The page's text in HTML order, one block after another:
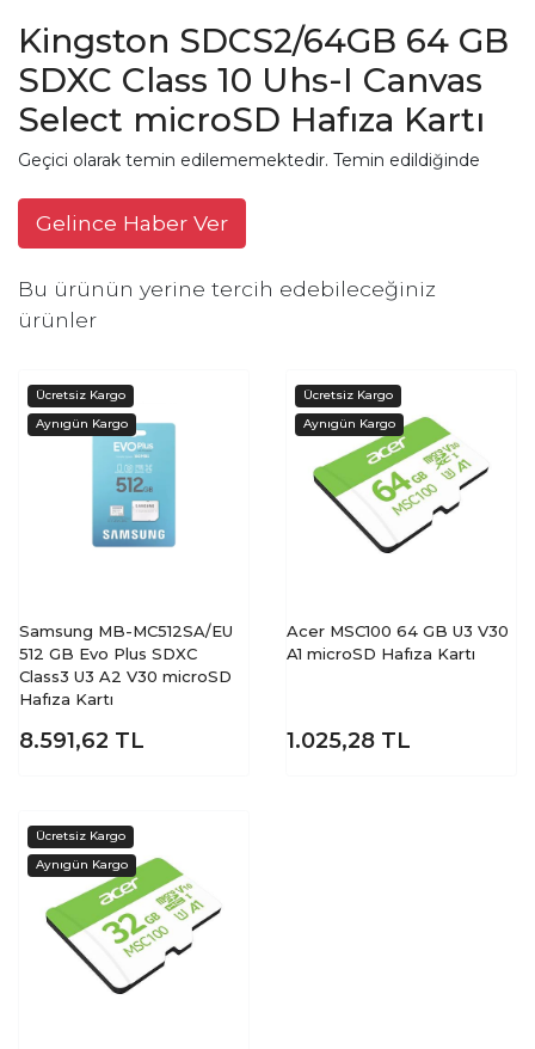
Kingston SDCS2/64GB 64 GB
SDXC Class 10 Uhs-I Canvas
Select microSD Hafıza Kartı
Geçici olarak temin edilememektedir. Temin edildiğinde
Gelince Haber Ver
Bu ürünün yerine tercih edebileceğiniz
ürünler
Samsung MB-MC512SA/EU
512 GB Evo Plus SDXC
Class3 U3 A2 V30 microSD
Hafıza Kartı
8.591,62 TL
Acer MSC100 64 GB U3 V30
A1 microSD Hafıza Kartı
1.025,28 TL